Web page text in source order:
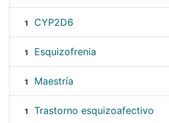
1 CYP2D6
1 Esquizofrenia
1 Maestría
1 Trastorno esquizoafectivo